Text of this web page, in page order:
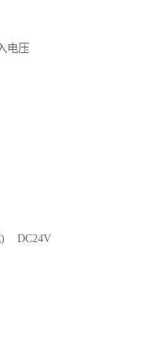
电压
) DC24V